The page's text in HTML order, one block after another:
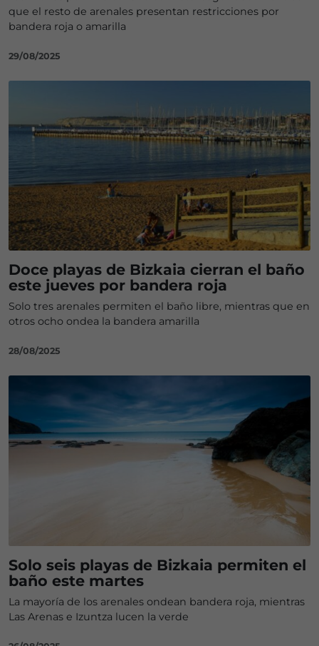
que el resto de arenales presentan restricciones por
bandera roja o amarilla
29/08/2025
Doce playas de Bizkaia cierran el baño
este jueves por bandera roja
Solo tres arenales permiten el baño libre, mientras que en
otros ocho ondea la bandera amarilla
28/08/2025
Solo seis playas de Bizkaia permiten el
baño este martes
La mayoría de los arenales ondean bandera roja, mientras
Las Arenas e Izuntza lucen la verde